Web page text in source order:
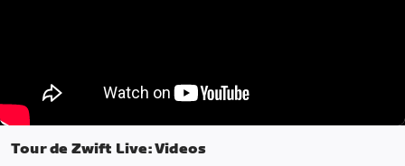
Tour de Zwift Live: Videos